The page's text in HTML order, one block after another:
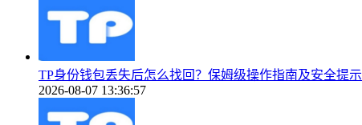
TP身份钱包丢失后怎么找回？保姆级操作指南及安全提示
2026-08-07 13:36:57